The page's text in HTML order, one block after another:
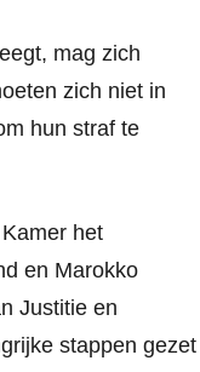
mag zich
zich niet in
hun straf te
het
en Marokko
Justitie en
stappen gezet